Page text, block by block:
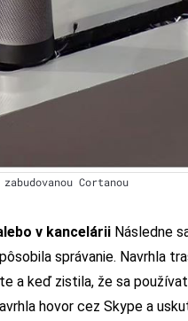
Cortanou
v kancelárii Následne
správanie. Navrhla
a keď zistila, že sa
hovor cez Skype a